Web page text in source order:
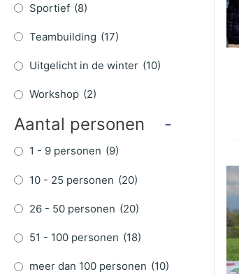
Sportief (8)
Teambuilding (17)
Uitgelicht in de winter (10)
Workshop (2)
Aantal personen -
1 - 9 personen (9)
10 - 25 personen (20)
26 - 50 personen (20)
51 - 100 personen (18)
meer dan 100 personen (10)